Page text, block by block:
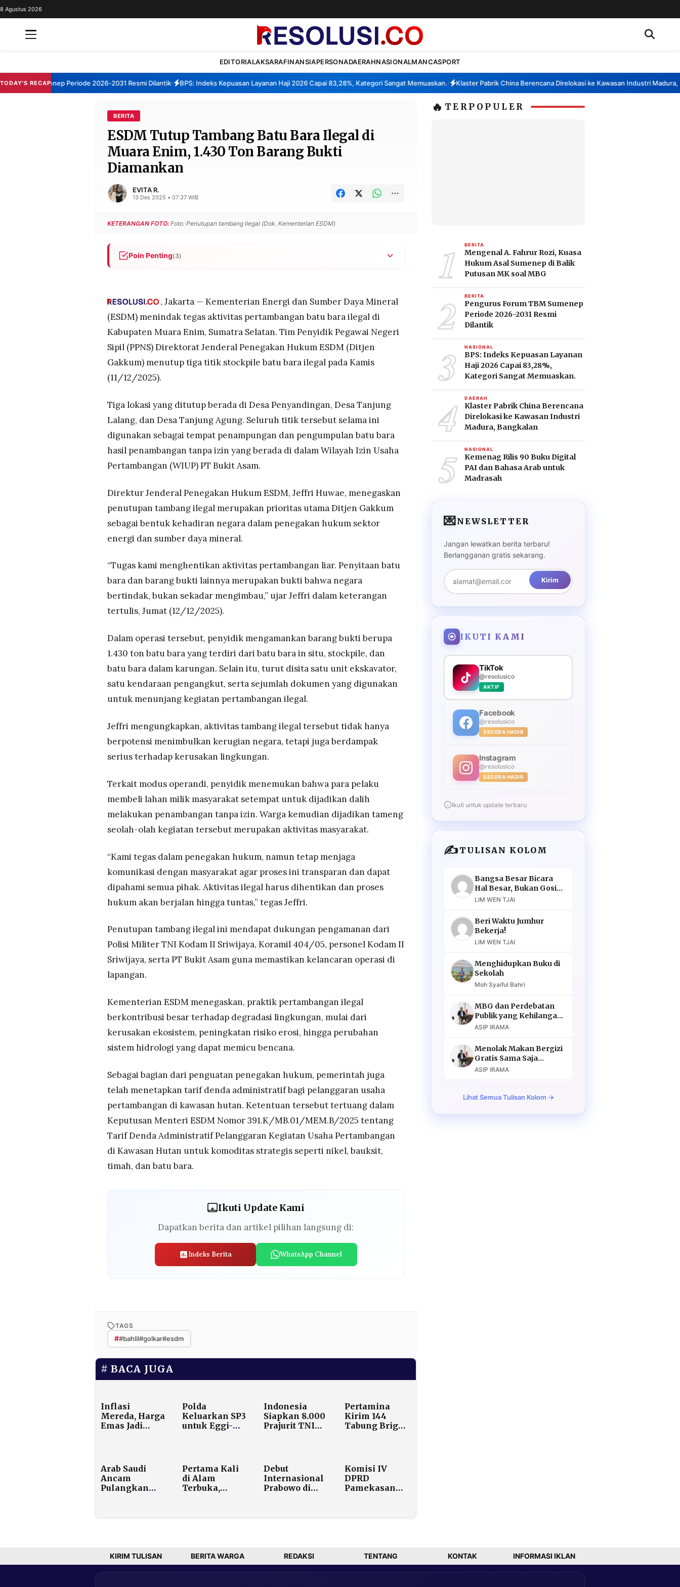
REDAKSI
8 Agustus 2026
EDITORIALAKSARAFINANSIAPERSONADAERAHNASIONALMANCASPORT
TODAY'S RECAP
TBM Sumenep Periode 2026-2031 Resmi Dilantik• BPS: Indeks Kepuasan Layanan Haji 2026 Capai 83,28%, Kategori Sangat Memuaskan.• Klaster Pabrik China Berencana Direlokasi ke Kawasan Industri Madura,
BERITA
ESDM Tutup Tambang Batu Bara Ilegal di
Muara Enim, 1.430 Ton Barang Bukti
Diamankan
EVITA R.
13 Des 2025 • 07:37 WIB
KETERANGAN FOTO: Foto: Penutupan tambang ilegal (Dok. Kementerian ESDM)
Poin Penting(3)
kehadiran negara, karena tambang ilegal berpotensi menimbulkan kerugian
negara dan kerusakan lingkungan.
Modus pelaku adalah membeli lahan warga untuk dijadikan dalih penambangan
tanpa izin, sementara penutupan tambang mendapat dukungan pengamanan
TNI dan perusahaan terkait.
, Jakarta — Kementerian Energi dan Sumber Daya Mineral
(ESDM) menindak tegas aktivitas pertambangan batu bara ilegal di
Kabupaten Muara Enim, Sumatra Selatan. Tim Penyidik Pegawai Negeri
Sipil (PPNS) Direktorat Jenderal Penegakan Hukum ESDM (Ditjen
Gakkum) menutup tiga titik stockpile batu bara ilegal pada Kamis
(11/12/2025).
Tiga lokasi yang ditutup berada di Desa Penyandingan, Desa Tanjung
Lalang, dan Desa Tanjung Agung. Seluruh titik tersebut selama ini
digunakan sebagai tempat penampungan dan pengumpulan batu bara
hasil penambangan tanpa izin yang berada di dalam Wilayah Izin Usaha
Pertambangan (WIUP) PT Bukit Asam.
Direktur Jenderal Penegakan Hukum ESDM, Jeffri Huwae, menegaskan
penutupan tambang ilegal merupakan prioritas utama Ditjen Gakkum
sebagai bentuk kehadiran negara dalam penegakan hukum sektor
energi dan sumber daya mineral.
“Tugas kami menghentikan aktivitas pertambangan liar. Penyitaan batu
bara dan barang bukti lainnya merupakan bukti bahwa negara
bertindak, bukan sekadar mengimbau,” ujar Jeffri dalam keterangan
tertulis, Jumat (12/12/2025).
Dalam operasi tersebut, penyidik mengamankan barang bukti berupa
1.430 ton batu bara yang terdiri dari batu bara in situ, stockpile, dan
batu bara dalam karungan. Selain itu, turut disita satu unit ekskavator,
satu kendaraan pengangkut, serta sejumlah dokumen yang digunakan
untuk menunjang kegiatan pertambangan ilegal.
Jeffri mengungkapkan, aktivitas tambang ilegal tersebut tidak hanya
berpotensi menimbulkan kerugian negara, tetapi juga berdampak
serius terhadap kerusakan lingkungan.
Terkait modus operandi, penyidik menemukan bahwa para pelaku
membeli lahan milik masyarakat setempat untuk dijadikan dalih
melakukan penambangan tanpa izin. Warga kemudian dijadikan tameng
seolah-olah kegiatan tersebut merupakan aktivitas masyarakat.
“Kami tegas dalam penegakan hukum, namun tetap menjaga
komunikasi dengan masyarakat agar proses ini transparan dan dapat
dipahami semua pihak. Aktivitas ilegal harus dihentikan dan proses
hukum akan berjalan hingga tuntas,” tegas Jeffri.
Penutupan tambang ilegal ini mendapat dukungan pengamanan dari
Polisi Militer TNI Kodam II Sriwijaya, Koramil 404/05, personel Kodam II
Sriwijaya, serta PT Bukit Asam guna memastikan kelancaran operasi di
lapangan.
Kementerian ESDM menegaskan, praktik pertambangan ilegal
berkontribusi besar terhadap degradasi lingkungan, mulai dari
kerusakan ekosistem, peningkatan risiko erosi, hingga perubahan
sistem hidrologi yang dapat memicu bencana.
Sebagai bagian dari penguatan penegakan hukum, pemerintah juga
telah menetapkan tarif denda administratif bagi pelanggaran usaha
pertambangan di kawasan hutan. Ketentuan tersebut tertuang dalam
Keputusan Menteri ESDM Nomor 391.K/MB.01/MEM.B/2025 tentang
Tarif Denda Administratif Pelanggaran Kegiatan Usaha Pertambangan
di Kawasan Hutan untuk komoditas strategis seperti nikel, bauksit,
timah, dan batu bara.
Ikuti Update Kami
Dapatkan berita dan artikel pilihan langsung di:
Indeks Berita WhatsApp Channel
TAGS
##bahlil#golkar#esdm
BACA JUGA
Inflasi
Mereda, Harga
Emas Jadi
Polda
Keluarkan SP3
untuk Eggi-
Tertawa!
Indonesia
Siapkan 8.000
Prajurit TNI
Pertamina
Kirim 144
Tabung Bright
Helikopter
BNPB
Arab Saudi
Ancam
Pulangkan
Pertama Kali
di Alam
Terbuka,
Debut
Internasional
Prabowo di
Dunia
Komisi IV
DPRD
Pamekasan
Operasi Sesar
🔥 TERPOPULER
1 BERITA
Mengenal A. Fahrur Rozi, Kuasa
Hukum Asal Sumenep di Balik
Putusan MK soal MBG
2 BERITA
Pengurus Forum TBM Sumenep
Periode 2026-2031 Resmi
Dilantik
3 NASIONAL
BPS: Indeks Kepuasan Layanan
Haji 2026 Capai 83,28%,
Kategori Sangat Memuaskan.
4 DAERAH
Klaster Pabrik China Berencana
Direlokasi ke Kawasan Industri
Madura, Bangkalan
5 NASIONAL
Kemenag Rilis 90 Buku Digital
PAI dan Bahasa Arab untuk
Madrasah
💌NEWSLETTER
Jangan lewatkan berita terbaru!
Berlangganan gratis sekarang.
Kirim
IKUTI KAMI
TikTok
@resolusico
AKTIF
Facebook
@resolusico
SEGERA HADIR
Instagram
@resolusico
SEGERA HADIR
Ikuti untuk update terbaru
✍️TULISAN KOLOM
Bangsa Besar Bicara
Hal Besar, Bukan Gosip
Murahan
LIM WEN TJAI
Beri Waktu Jumhur
Bekerja!
LIM WEN TJAI
Menghidupkan Buku di
Sekolah
Moh Syaiful Bahri
MBG dan Perdebatan
Publik yang Kehilangan
Argumen
ASIP IRAMA
Menolak Makan Bergizi
Gratis Sama Saja
Menolak Masa Depan
ASIP IRAMA
Lihat Semua Tulisan Kolom →
KIRIM TULISAN BERITA WARGA REDAKSI TENTANG KONTAK INFORMASI IKLAN